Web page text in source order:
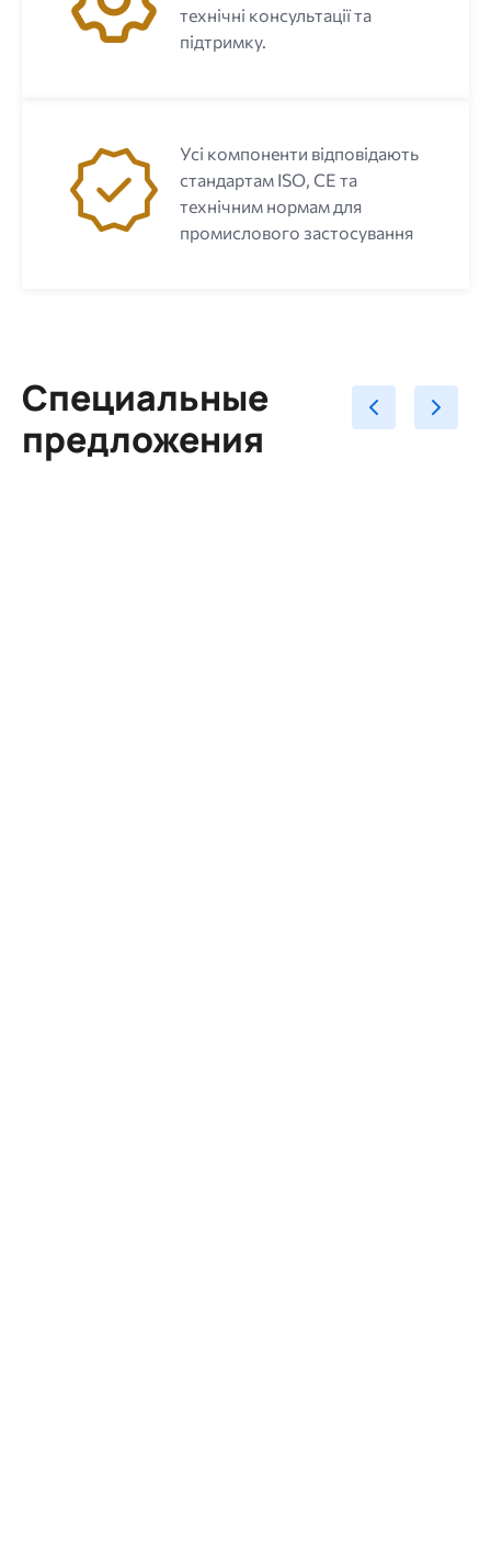
технічні консультації та
підтримку.
Усі компоненти відповідають
стандартам ISO, CE та
технічним нормам для
промислового застосування
Специальные
предложения